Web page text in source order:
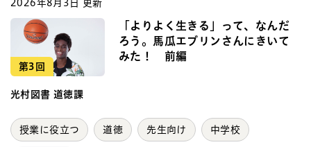
2026年8月3日 更新
第3回
「よりよく生きる」って、なんだ
ろう。馬瓜エブリンさんにきいて
みた！ 前編
光村図書 道徳課
授業に役立つ 道徳 先生向け 中学校